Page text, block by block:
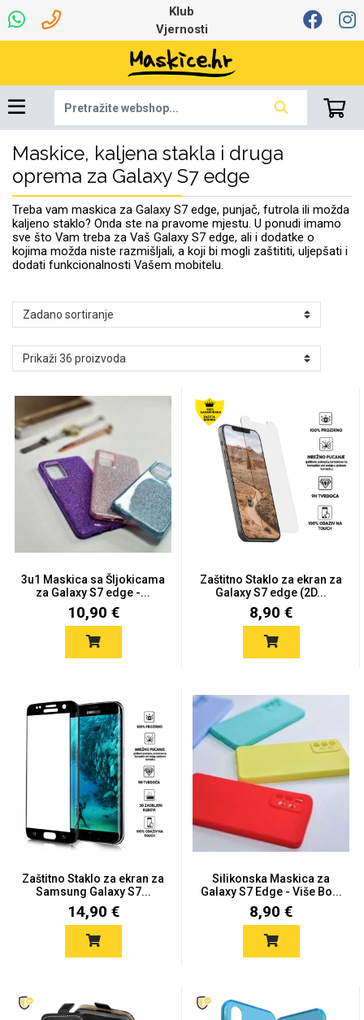
Klub
Vjernosti
Maskice, kaljena stakla i druga
oprema za Galaxy S7 edge
Treba vam maskica za Galaxy S7 edge, punjač, futrola ili možda
kaljeno staklo? Onda ste na pravome mjestu. U ponudi imamo
sve što Vam treba za Vaš Galaxy S7 edge, ali i dodatke o
kojima možda niste razmišljali, a koji bi mogli zaštititi, uljepšati i
dodati funkcionalnosti Vašem mobitelu.
3u1 Maskica sa Šljokicama
za Galaxy S7 edge -...
10,90 €
Zaštitno Staklo za ekran za
Galaxy S7 edge (2D...
8,90 €
Zaštitno Staklo za ekran za
Samsung Galaxy S7...
14,90 €
Silikonska Maskica za
Galaxy S7 Edge - Više Bo...
8,90 €
Dinamo maskice za
mobitel
Robotski usisavači Stolne lampe
Najprodavanije -
TOP 100
Šarene maskice
Ljetna kolekcija Proljetna kolekcija
Babe Šaljivi motivi
Croatos
Najprodavanije -
Sleng Feel Good
Životinjsko carstvo
Huawei Samsung
Xiaomi Punjači za mobitel
Univerzalne futrole i
maskice
Preklopne maskice
Univerzalna oprema
za tablet
7.0 - 8.0 inča 8.0 - 9.0 inča
Oprema za Lenovo
tablet
Apple Samsung
Huawei Sony
LCD Tablet
Igračke i ostalo
Selfie Stick Držači za auto
Držači za romobil Držači za ruku
Ostali držači
Punjači Bežični punjači
USB kablovi HDMI kabel
AUX kablovi Adapteri za mobitel
Mikrofoni Bluetooth slušalice
FM Transmitteri HI-FI linije
Pametni Satovi
Memorije i
memorijske kartice
Oprema za Smart
Watch
Auto Kamere
Podloga za miš Tipkovnice i miševi
mikrofoni
Punjači za laptope
Hladnjaci za laptop
Ruksaci i torbice Razno